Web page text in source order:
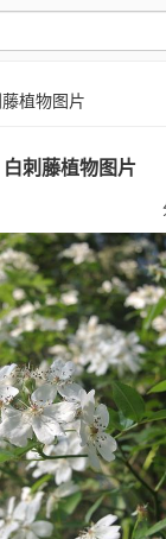
植物图片
白刺藤植物图片